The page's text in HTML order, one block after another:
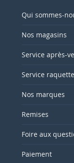
Qui sommes-
Nos magasins
Service après-
Service raquette
Nos marques
Remises
Foire aux
Paiement